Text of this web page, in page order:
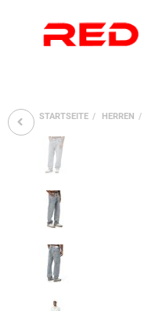
STARTSEITE HERREN